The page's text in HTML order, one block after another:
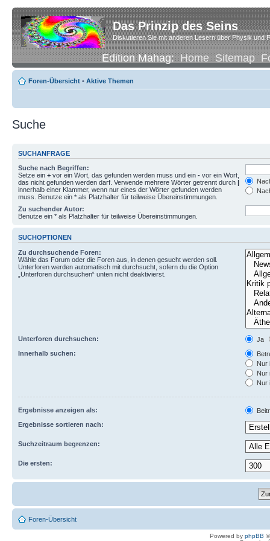
Das Prinzip des Seins
Diskutieren Sie mit anderen Lesern über Physik und
Edition Mahag:Home Sitemap
Foren-Übersicht • Aktive Themen
Suche
SUCHANFRAGE
Suche nach Begriffen:
Setze ein + vor ein Wort, das gefunden werden muss und ein - vor ein Wort,
das nicht gefunden werden darf. Verwende mehrere Wörter getrennt durch |
innerhalb einer Klammer, wenn nur eines der Wörter gefunden werden
muss. Benutze ein * als Platzhalter für teilweise Übereinstimmungen.
Zu suchender Autor:
Benutze ein * als Platzhalter für teilweise Übereinstimmungen.
SUCHOPTIONEN
Zu durchsuchende Foren:
Wähle das Forum oder die Foren aus, in denen gesucht werden soll.
Unterforen werden automatisch mit durchsucht, sofern du die Option
„Unterforen durchsuchen“ unten nicht deaktivierst.
Unterforen durchsuchen:
Ja
Innerhalb suchen:
Nur
Nur
Nur
Ergebnisse anzeigen als:
Ergebnisse sortieren nach:
Suchzeitraum begrenzen:
Die ersten:
Foren-Übersicht
Powered by phpBB